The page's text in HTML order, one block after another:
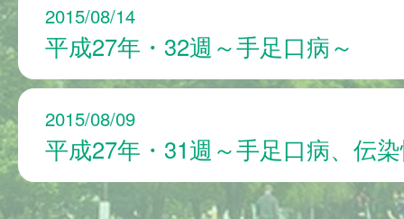
2015/08/14
平成27年・32週～手足口病～
2015/08/09
平成27年・31週～手足口病、伝